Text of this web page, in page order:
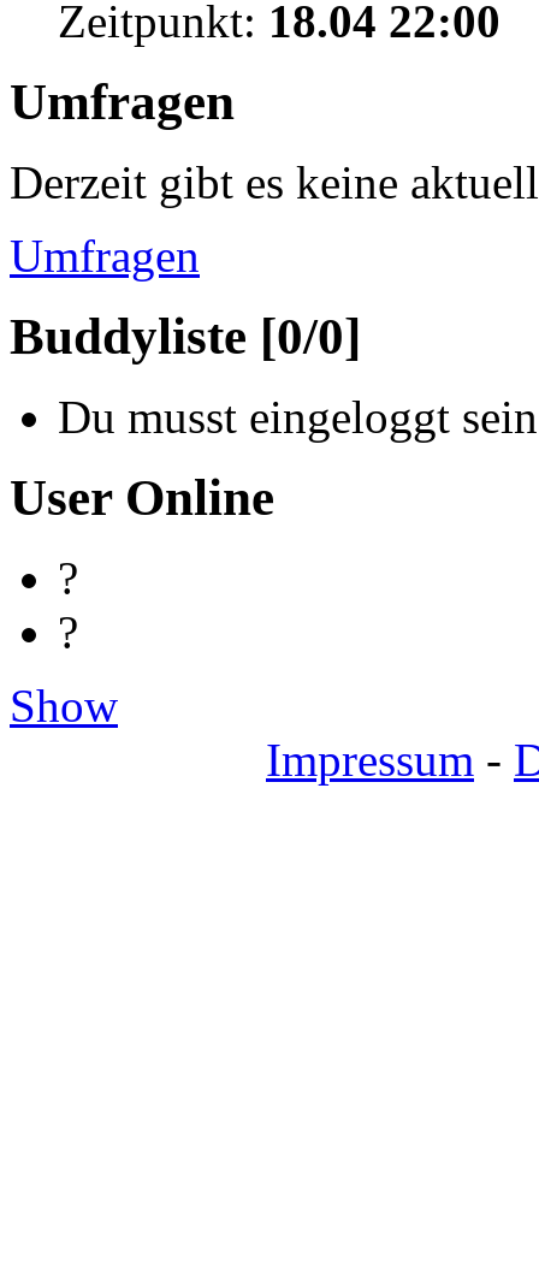
Zeitpunkt: 18.04 22:00
Umfragen
Derzeit gibt es keine
Umfragen
Buddyliste [0/0]
Du musst eingeloggt
User Online
?
?
Show
Impressum -